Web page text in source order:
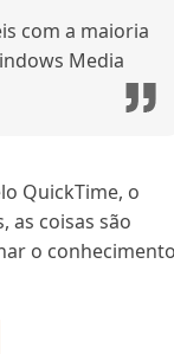
com a maioria
Media
QuickTime, o
as coisas são
o conhecimento